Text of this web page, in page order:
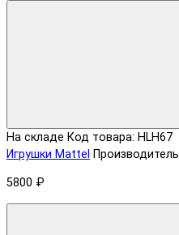
На складе Код товара: HLH67
Игрушки Mattel Производитель
5800 ₽